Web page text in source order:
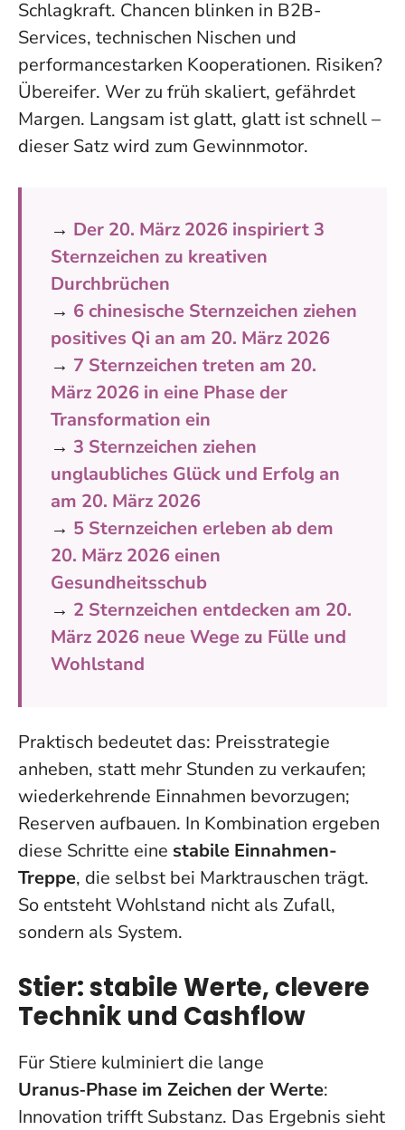
Schlagkraft. Chancen blinken in B2B-
Services, technischen Nischen und
performancestarken Kooperationen. Risiken?
Übereifer. Wer zu früh skaliert, gefährdet
Margen. Langsam ist glatt, glatt ist schnell–
dieser Satz wird zum Gewinnmotor.
→ Der 20. März 2026 inspiriert 3
Sternzeichen zu kreativen
Durchbrüchen
→ 6 chinesische Sternzeichen ziehen
positives Qi an am 20. März 2026
→ 7 Sternzeichen treten am 20.
März 2026 in eine Phase der
Transformation ein
→ 3 Sternzeichen ziehen
unglaubliches Glück und Erfolg an
am 20. März 2026
→ 5 Sternzeichen erleben ab dem
20. März 2026 einen
Gesundheitsschub
→ 2 Sternzeichen entdecken am 20.
März 2026 neue Wege zu Fülle und
Wohlstand
Praktisch bedeutet das: Preisstrategie
anheben, statt mehr Stunden zu verkaufen;
wiederkehrende Einnahmen bevorzugen;
Reserven aufbauen. In Kombination ergeben
diese Schritte eine stabile Einnahmen-
Treppe, die selbst bei Marktrauschen trägt.
So entsteht Wohlstand nicht als Zufall,
sondern als System.
Stier: stabile Werte, clevere
Technik und Cashflow
Für Stiere kulminiert die lange
Uranus‑Phase im Zeichen der Werte:
Innovation trifft Substanz. Das Ergebnis sieht